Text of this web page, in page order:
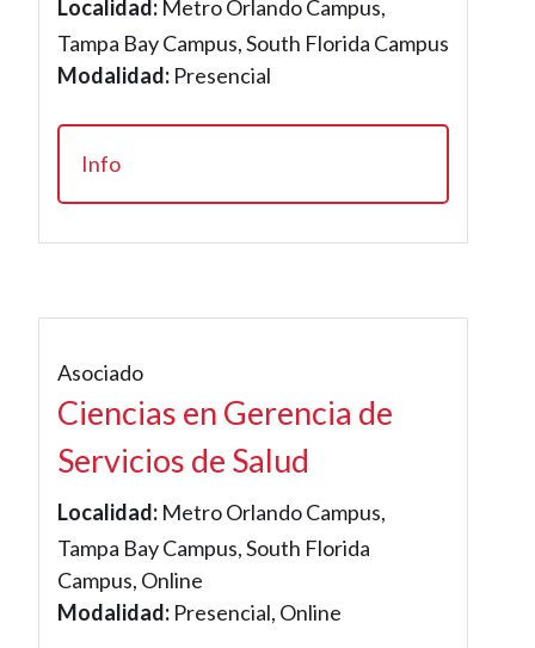
Localidad: Metro Orlando Campus,
Tampa Bay Campus, South Florida Campus
Modalidad: Presencial
Info
Asociado
Ciencias en Gerencia de
Servicios de Salud
Localidad: Metro Orlando Campus,
Tampa Bay Campus, South Florida
Campus, Online
Modalidad: Presencial, Online